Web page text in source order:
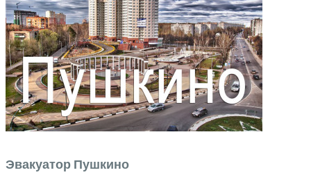
Эвакуатор Пушкино